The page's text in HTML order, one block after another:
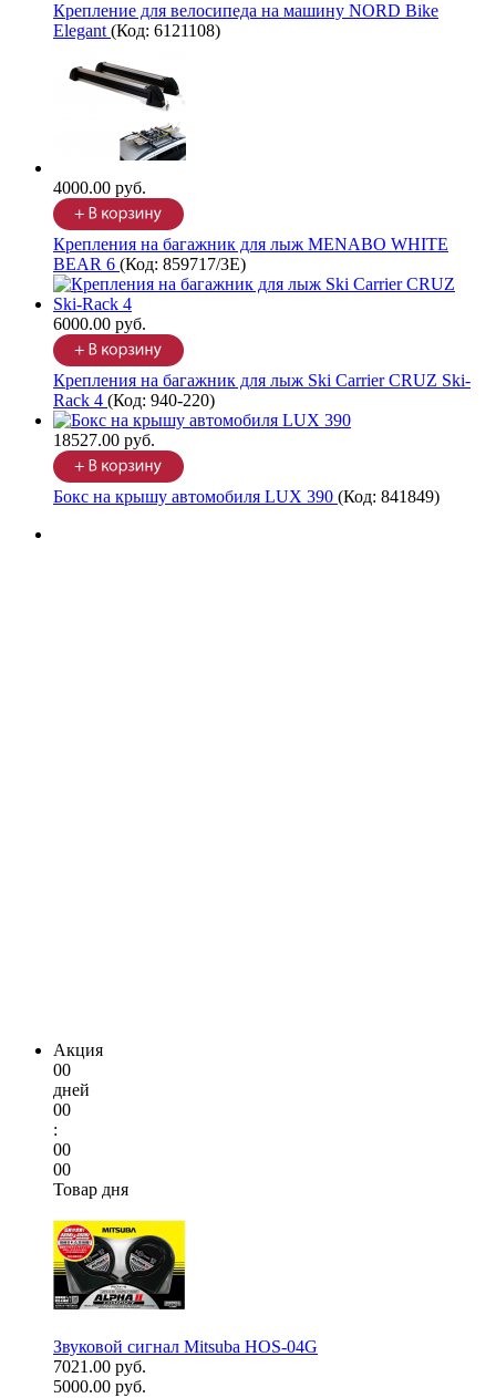
Крепление для велосипеда на машину NORD Bike
Elegant (Код: 6121108)
4000.00 руб.
Крепления на багажник для лыж MENABO WHITE
BEAR 6 (Код: 859717/3E)
6000.00 руб.
Крепления на багажник для лыж Ski Carrier CRUZ Ski-
Rack 4 (Код: 940-220)
18527.00 руб.
Бокс на крышу автомобиля LUX 390 (Код: 841849)
Акция
00
дней
00
:
00
00
Товар дня
Звуковой сигнал Mitsuba HOS-04G
7021.00 руб.
5000.00 руб.